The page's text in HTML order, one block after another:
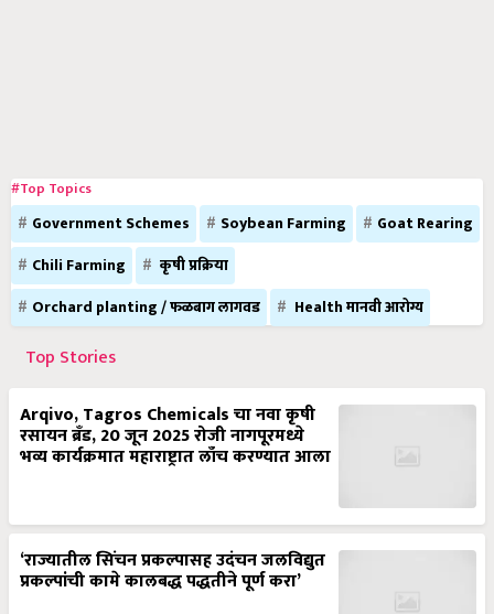
#Top Topics
Government Schemes Soybean Farming
Goat Rearing
Chili Farming
कृषी प्रक्रिया
Orchard planting / फळबाग लागवड
Health मानवी आरोग्य
Top Stories
Arqivo, Tagros Chemicals चा नवा कृषी
रसायन ब्रँड, 20 जून 2025 रोजी नागपूरमध्ये
भव्य कार्यक्रमात महाराष्ट्रात लाँच करण्यात आला
‘राज्यातील सिंचन प्रकल्पासह उदंचन जलविद्युत
प्रकल्पांची कामे कालबद्ध पद्धतीने पूर्ण करा’